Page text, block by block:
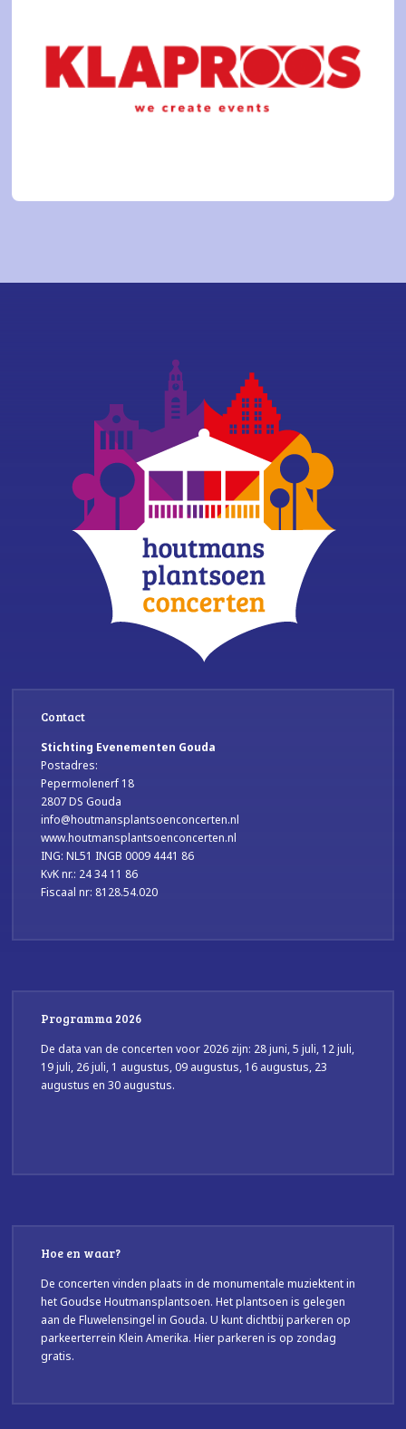
Contact
Stichting Evenementen Gouda
Postadres:
Pepermolenerf 18
2807 DS Gouda
info@houtmansplantsoenconcerten.nl
www.houtmansplantsoenconcerten.nl
ING: NL51 INGB 0009 4441 86
KvK nr.: 24 34 11 86
Fiscaal nr: 8128.54.020
Programma 2026
De data van de concerten voor 2026 zijn: 28 juni, 5 juli, 12 juli,
19 juli, 26 juli, 1 augustus, 09 augustus, 16 augustus, 23
augustus en 30 augustus.
Hoe en waar?
De concerten vinden plaats in de monumentale muziektent in
het Goudse Houtmansplantsoen. Het plantsoen is gelegen
aan de Fluwelensingel in Gouda. U kunt dichtbij parkeren op
parkeerterrein Klein Amerika. Hier parkeren is op zondag
gratis.